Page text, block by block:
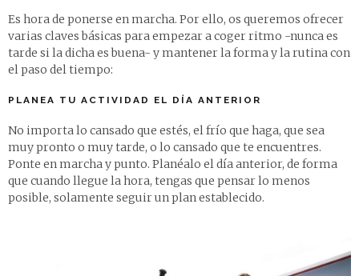
Es hora de ponerse en marcha. Por ello, os queremos ofrecer
varias claves básicas para empezar a coger ritmo -nunca es
tarde si la dicha es buena- y mantener la forma y la rutina con
el paso del tiempo:
PLANEA TU ACTIVIDAD EL DÍA ANTERIOR
No importa lo cansado que estés, el frío que haga, que sea
muy pronto o muy tarde, o lo cansado que te encuentres.
Ponte en marcha y punto. Planéalo el día anterior, de forma
que cuando llegue la hora, tengas que pensar lo menos
posible, solamente seguir un plan establecido.